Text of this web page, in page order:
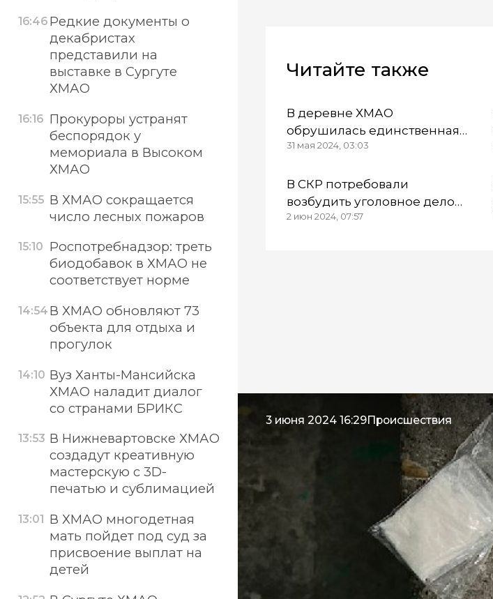
Читайте также
В деревне ХМАО
обрушилась единственная
дорога на "Большую землю"
31 мая 2024, 03:03
В СКР потребовали
возбудить уголовное дело
из-за аварийного дома в
2 июн 2024, 07:57
3 июня 2024 16:29Происшествия
16:46 Редкие документы о
декабристах
представили на
выставке в Сургуте
ХМАО
16:16 Прокуроры устранят
беспорядок у
мемориала в Высоком
ХМАО
15:55 В ХМАО сокращается
число лесных пожаров
15:10 Роспотребнадзор: треть
биодобавок в ХМАО не
соответствует норме
14:54 В ХМАО обновляют 73
объекта для отдыха и
прогулок
14:10 Вуз Ханты-Мансийска
ХМАО наладит диалог
со странами БРИКС
13:53 В Нижневартовске ХМАО
создадут креативную
мастерскую с 3D-
печатью и сублимацией
13:01 В ХМАО многодетная
мать пойдет под суд за
присвоение выплат на
детей